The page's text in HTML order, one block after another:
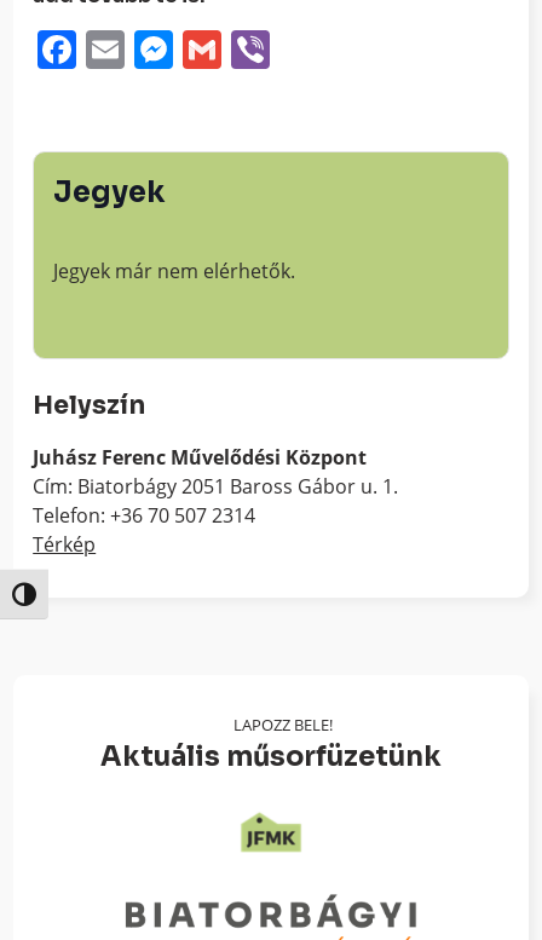
Nagy kontraszt váltása
Facebook
EmailMessenger
Gmail
Jegyek
Jegyek már nem elérhetők.
Helyszín
Juhász Ferenc Művelődési Központ
Cím: Biatorbágy 2051 Baross Gábor u. 1.
Telefon: +36 70 507 2314
Térkép
LAPOZZ BELE!
Aktuális műsorfüzetünk